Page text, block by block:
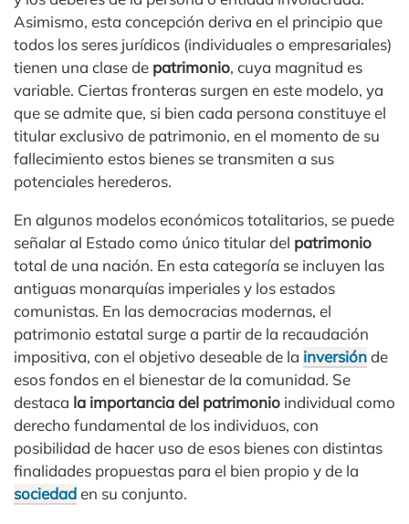
Asimismo, esta concepción deriva en el principio que
todos los seres jurídicos (individuales o empresariales)
tienen una clase de patrimonio, cuya magnitud es
variable. Ciertas fronteras surgen en este modelo, ya
que se admite que, si bien cada persona constituye el
titular exclusivo de patrimonio, en el momento de su
fallecimiento estos bienes se transmiten a sus
potenciales herederos.
En algunos modelos económicos totalitarios, se puede
señalar al Estado como único titular del patrimonio
total de una nación. En esta categoría se incluyen las
antiguas monarquías imperiales y los estados
comunistas. En las democracias modernas, el
patrimonio estatal surge a partir de la recaudación
impositiva, con el objetivo deseable de la inversiónde
esos fondos en el bienestar de la comunidad. Se
destaca la importancia del patrimonio individual como
derecho fundamental de los individuos, con
posibilidad de hacer uso de esos bienes con distintas
finalidades propuestas para el bien propio y de la
sociedaden su conjunto.